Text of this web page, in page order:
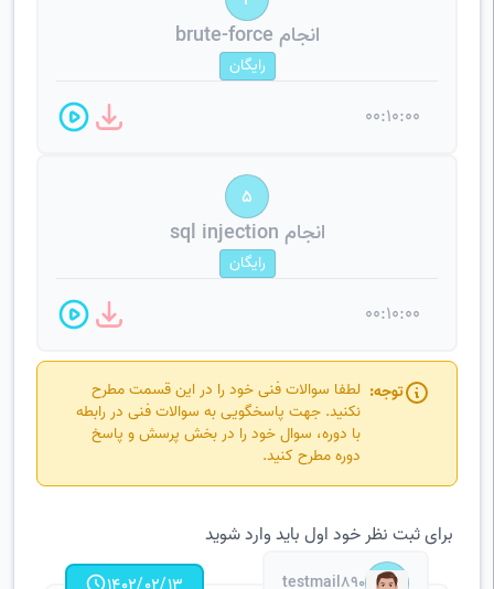
انجام brute-force
رایگان
00:10:00
5
انجام sql injection
رایگان
00:10:00
توجه: لطفا سوالات فنی خود را در این قسمت مطرح
نکنید. جهت پاسخگویی به سوالات فنی در رابطه
با دوره، سوال خود را در بخش پرسش و پاسخ
دوره مطرح کنید.
برای ثبت نظر خود اول بایدواردشوید
testmail890